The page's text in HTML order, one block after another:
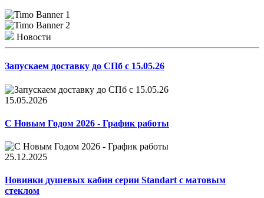
Новости
Запускаем доставку до СПб с 15.05.26
15.05.2026
С Новым Годом 2026 - График работы
25.12.2025
Новинки душевых кабин серии Standart с матовым
стеклом